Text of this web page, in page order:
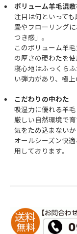
ボリューム羊毛混
注目は何といっても
畳やフローリング
つき感」。
このボリューム羊
の厚さの硬わたを使
寝心地はふっくら
い弾力があり、極
こだわりの中わた
吸湿力に優れる羊
厳しい自然環境で
気をため込まないか
オールシーズン快
用しております。